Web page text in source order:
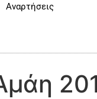
Αναρτήσεις